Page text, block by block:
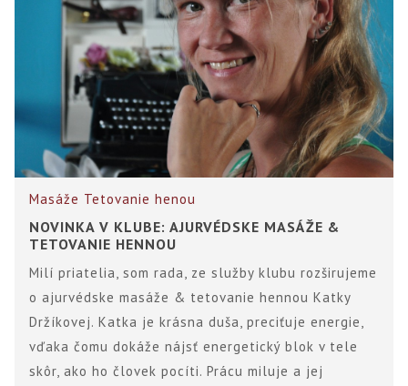
Masáže Tetovanie henou
NOVINKA V KLUBE: AJURVÉDSKE MASÁŽE &
TETOVANIE HENNOU
Milí priatelia, som rada, ze služby klubu rozširujeme
o ajurvédske masáže & tetovanie hennou Katky
Držíkovej. Katka je krásna duša, preciťuje energie,
vďaka čomu dokáže nájsť energetický blok v tele
skôr, ako ho človek pocíti. Prácu miluje a jej